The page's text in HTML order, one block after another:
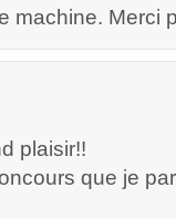
machine. Merci
plaisir!!
que je